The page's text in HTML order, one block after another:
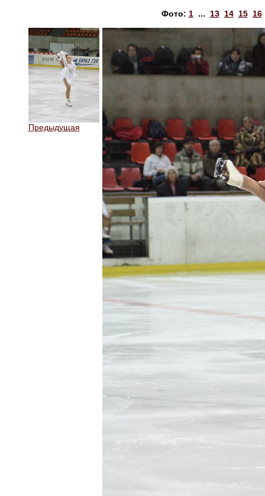
Фото: 1... 13 14 15 16
Предыдущая